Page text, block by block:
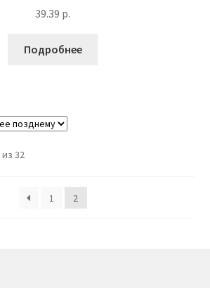
39.39 р.
Подробнее
32
1 2